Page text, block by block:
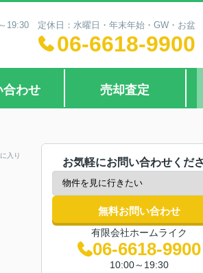
19:30 定休日：水曜日・年末年始・GW・お盆
06-6618-9900
合わせ 売却査定
入り
お気軽にお問い合わせくだ
無料お問い合わせ
有限会社ホームライク
06-6618-9900
10:00～19:30